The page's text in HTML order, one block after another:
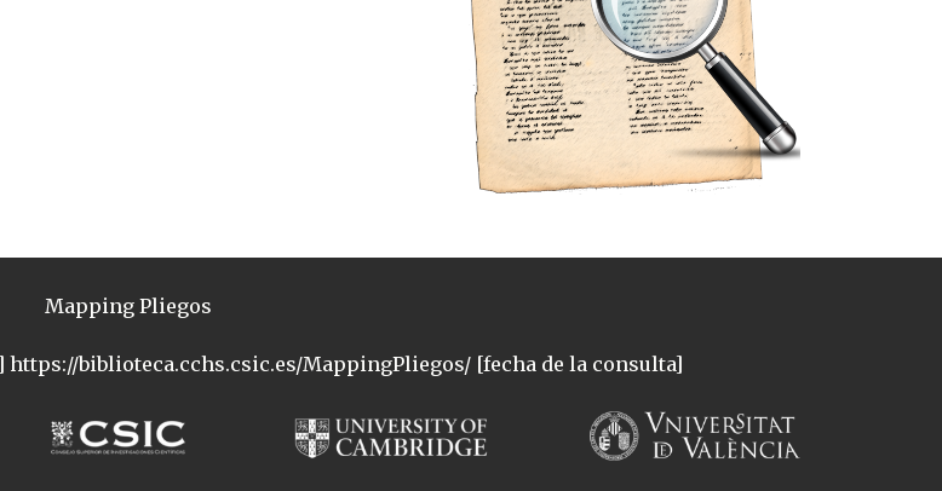
Mapping Pliegos
biblioteca.cchs.csic.es/MappingPliegos/ [fecha de la consulta]